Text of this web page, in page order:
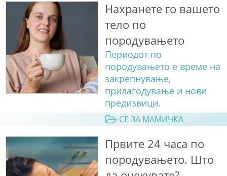
Нахранете го вашето
тело по
породувањето
Периодот по
породувањето е време на
закрепнување,
прилагодување и нови
предизвици.
СЕ ЗА МАМИЧКА
Првите 24 часа по
породувањето. Што